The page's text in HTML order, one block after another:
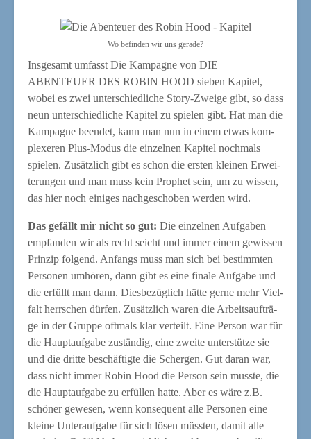
Wo befin­den wir uns gerade?
Ins­ge­samt umfasst Die Kam­pa­gne von DIE
ABENTEUER DES ROBIN HOOD sie­ben Kapi­tel,
wobei es zwei unter­schied­li­che Sto­ry-Zwei­ge gibt, so dass
neun unter­schied­li­che Kapi­tel zu spie­len gibt. Hat man die
Kam­pa­gne been­det, kann man nun in einem etwas kom­
ple­xe­ren Plus-Modus die ein­zel­nen Kapi­tel noch­mals
spie­len. Zusätz­lich gibt es schon die ers­ten klei­nen Erwei­
te­run­gen und man muss kein Pro­phet sein, um zu wis­sen,
das hier noch eini­ges nach­ge­scho­ben wer­den wird.
Das gefällt mir nicht so gut: Die ein­zel­nen Auf­ga­ben
emp­fan­den wir als recht seicht und immer einem gewis­sen
Prin­zip fol­gend. Anfangs muss man sich bei bestimm­ten
Per­so­nen umhö­ren, dann gibt es eine fina­le Auf­ga­be und
die erfüllt man dann. Dies­be­züg­lich hät­te ger­ne mehr Viel­
falt herr­schen dür­fen. Zusätz­lich waren die Arbeits­auf­trä­
ge in der Grup­pe oft­mals klar ver­teilt. Eine Per­son war für
die Haupt­auf­ga­be zustän­dig, eine zwei­te unter­stüt­ze sie
und die drit­te beschäf­tig­te die Scher­gen. Gut dar­an war,
dass nicht immer Robin Hood die Per­son sein muss­te, die
die Haupt­auf­ga­be zu erfül­len hat­te. Aber es wäre z.B.
schö­ner gewe­sen, wenn kon­se­quent alle Per­so­nen eine
klei­ne Unter­auf­ga­be für sich lösen müss­ten, damit alle